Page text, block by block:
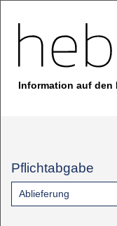
Information auf den
Pflichtabgabe
Ablieferung